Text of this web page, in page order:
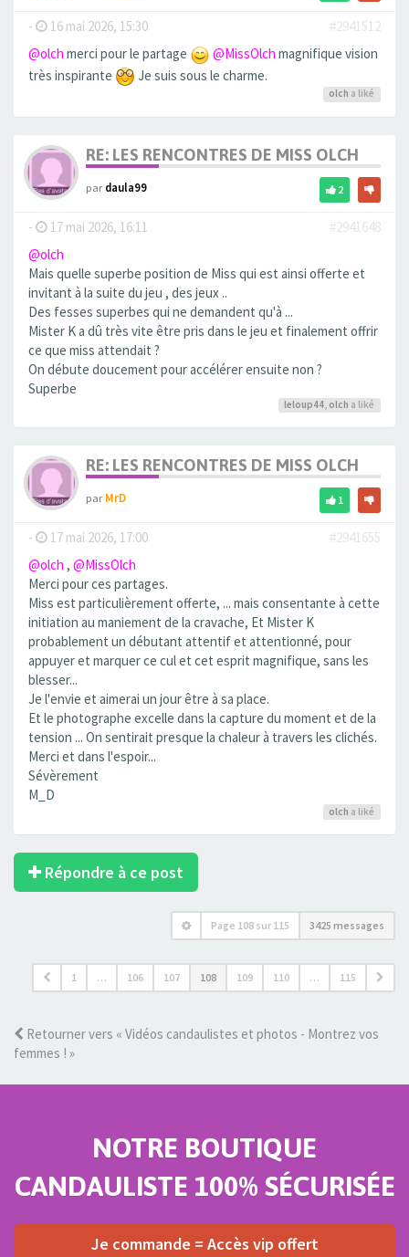
- 16 mai 2026, 15:30
#2941512
@olch merci pour le partage @MissOlch magnifique vision
très inspirante
Je suis sous le charme.
olch a liké
RE: LES RENCONTRES DE MISS OLCH
pardaula99 2
- 17 mai 2026, 16:11
#2941648
@olch
Mais quelle superbe position de Miss qui est ainsi offerte et
invitant à la suite du jeu , des jeux ..
Des fesses superbes qui ne demandent qu'à ...
Mister K a dû très vite être pris dans le jeu et finalement offrir
ce que miss attendait ?
On débute doucement pour accélérer ensuite non ?
Superbe
leloup44, olch a liké
RE: LES RENCONTRES DE MISS OLCH
parMrD 1
- 17 mai 2026, 17:00
#2941655
@olch , @MissOlch
Merci pour ces partages.
Miss est particulièrement offerte, ... mais consentante à cette
initiation au maniement de la cravache, Et Mister K
probablement un débutant attentif et attentionné, pour
appuyer et marquer ce cul et cet esprit magnifique, sans les
blesser...
Je l'envie et aimerai un jour être à sa place.
Et le photographe excelle dans la capture du moment et de la
tension ... On sentirait presque la chaleur à travers les clichés.
Merci et dans l'espoir...
Sévèrement
M_D
olch a liké
Répondre à ce post
Page 108 sur 115 3425 messages
1 … 106 107 108 109 110 … 115
Retourner vers « Vidéos candaulistes et photos - Montrez vos
femmes ! »
NOTRE BOUTIQUE
CANDAULISTE 100% SÉCURISÉE
Je commande = Accès vip offert